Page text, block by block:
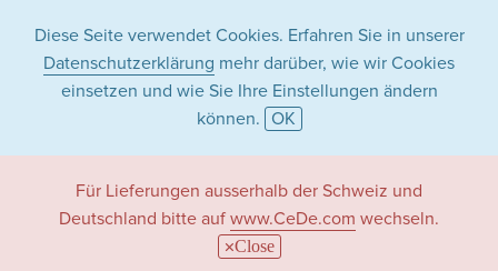
Diese Seite verwendet Cookies. Erfahren Sie in unserer
Datenschutzerklärung mehr darüber, wie wir Cookies
einsetzen und wie Sie Ihre Einstellungen ändern
können. OK
Für Lieferungen ausserhalb der Schweiz und
Deutschland bitte auf www.CeDe.com wechseln.
Close